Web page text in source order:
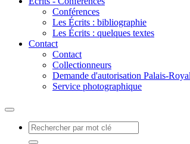
Conférences
Les Écrits : bibliographie
Les Écrits : quelques textes
Contact
Contact
Collectionneurs
Demande d'autorisation Palais-Royal
Service photographique